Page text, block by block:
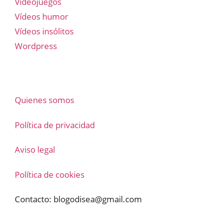
Vídeos humor
Vídeos insólitos
Wordpress
Quienes somos
Política de privacidad
Aviso legal
Política de cookies
Contacto: blogodisea@gmail.com